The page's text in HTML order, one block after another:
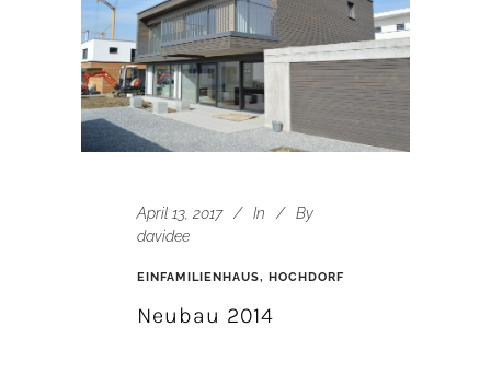
April 13, 2017 In
By
davidee
EINFAMILIENHAUS, HOCHDORF
Neubau 2014